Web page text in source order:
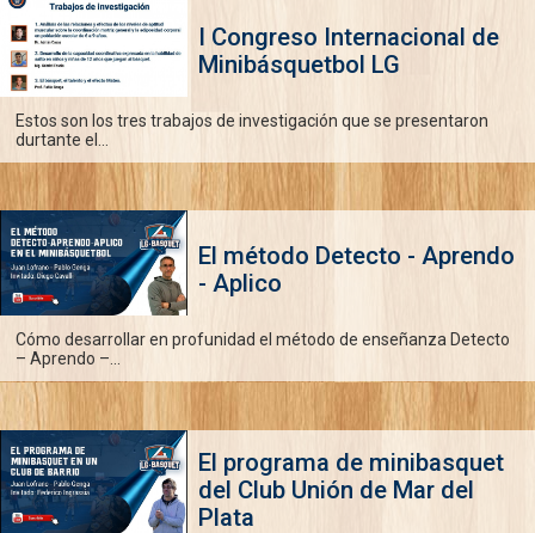
I Congreso Internacional de
Minibásquetbol LG
Estos son los tres trabajos de investigación que se presentaron
durtante el...
El método Detecto - Aprendo
- Aplico
Cómo desarrollar en profunidad el método de enseñanza Detecto
– Aprendo –...
El programa de minibasquet
del Club Unión de Mar del
Plata